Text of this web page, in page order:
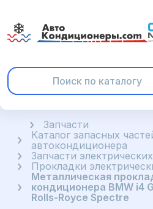
ГлавнаяЗапчасти
Каталог запасных
автокондиционера
Запчасти
Прокладки
Металлическая
кондиционера BMW i4
Rolls-Royce Spectre